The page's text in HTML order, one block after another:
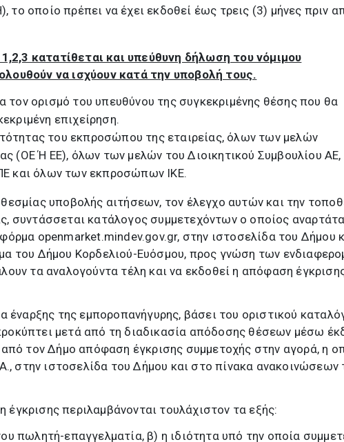
το οποίο πρέπει να έχει εκδοθεί έως τρεις (3) μήνες πριν
1,2,3 κατατίθεται και υπεύθυνη δήλωση του νόμιμου
να ισχύουν κατά την υποβολή τους.
τον ορισμό του υπευθύνου της συγκεκριμένης θέσης που θα
επιχείρηση.
του εκπροσώπου της εταιρείας, όλων των μελών
(ΟΕ Ή ΕΕ), όλων των μελών του Διοικητικού Συμβουλίου
και όλων των εκπροσώπων ΙΚΕ.
υποβολής αιτήσεων, τον έλεγχο αυτών και την
συντάσσεται κατάλογος συμμετεχόντων ο οποίος
openmarket.mindev.gov.gr, στην ιστοσελίδα του Δήμου
του Δήμου Κορδελιού-Ευόσμου, προς γνώση των
τα αναλογούντα τέλη και να εκδοθεί η απόφαση
έναρξης της εμποροπανήγυρης, βάσει του οριστικού
μετά από τη διαδικασία απόδοσης θέσεων μέσω
από τον Δήμο απόφαση έγκρισης συμμετοχής στην αγορά, η
στην ιστοσελίδα του Δήμου και στο πίνακα ανακοινώσεων
περιλαμβάνονται τουλάχιστον τα εξής:
πωλητή-επαγγελματία, β) η ιδιότητα υπό την οποία